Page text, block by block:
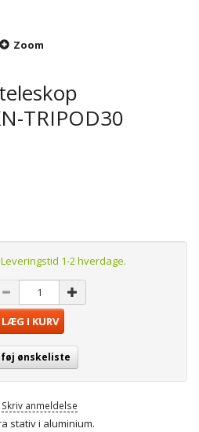
Zoom
TRIPOD30
1-2 hverdage.
LÆG I KURV
ønskeliste
Skriv anmeldelse
stativ i aluminium.